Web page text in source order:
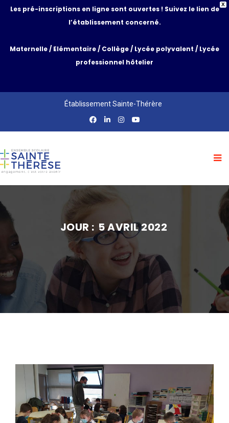
X
Les pré-inscriptions en ligne sont ouvertes ! Suivez le lien de
l’établissement concerné.
Maternelle/ Elémentaire/ Collège/ Lycée polyvalent / Lycée
professionnel hôtelier
Établissement Sainte-Thérère
JOUR : 5 AVRIL 2022